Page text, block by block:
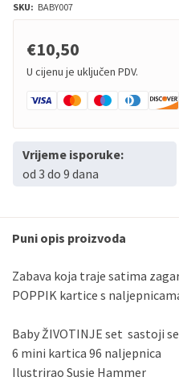
SKU: BABY007
€10,50
U cijenu je uključen PDV.
Vrijeme isporuke:
od 3 do 9 dana
Puni opis proizvoda
Zabava koja traje satima
POPPIK kartice s
Baby ŽIVOTINJE set sastoji
6 mini kartica 96 naljepnica
Ilustrirao Susie Hammer